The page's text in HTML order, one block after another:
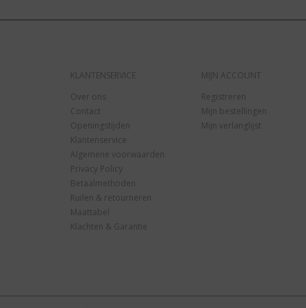
KLANTENSERVICE
Over ons
Contact
Openingstijden
Klantenservice
Algemene voorwaarden
Privacy Policy
Betaalmethoden
Ruilen & retourneren
Maattabel
Klachten & Garantie
MIJN ACCOUNT
Registreren
Mijn bestellingen
Mijn verlanglijst